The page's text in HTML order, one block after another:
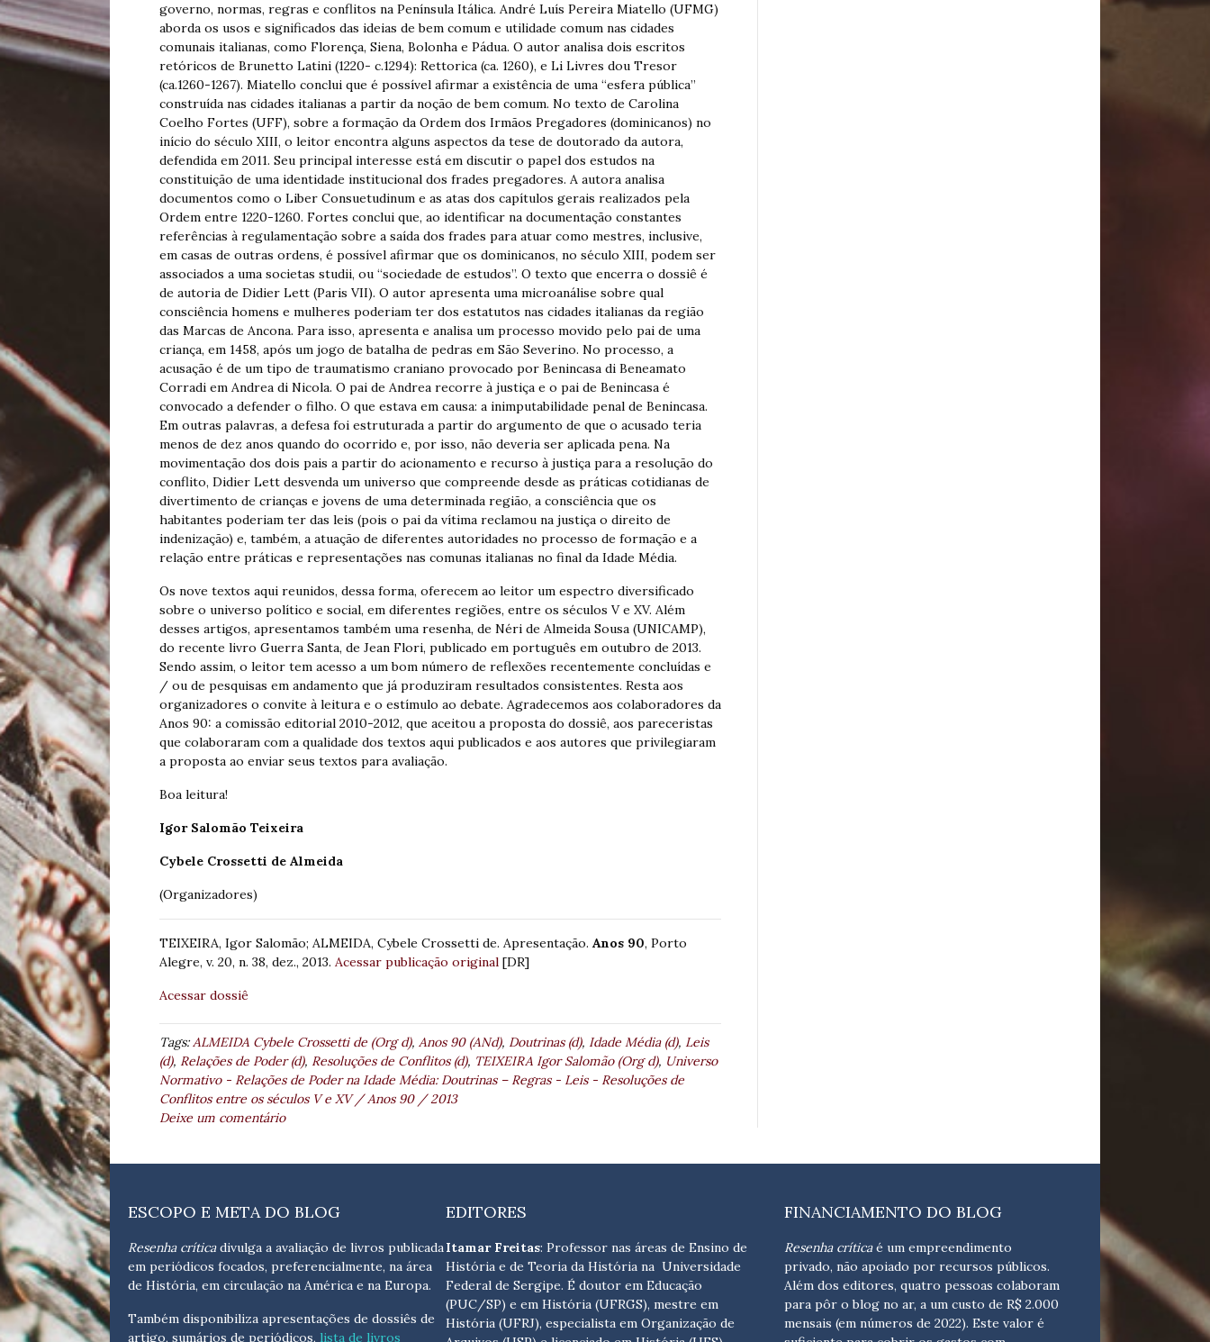
governo, normas, regras e conflitos na Península Itálica. André Luís Pereira Miatello (UFMG)
aborda os usos e significados das ideias de bem comum e utilidade comum nas cidades
comunais italianas, como Florença, Siena, Bolonha e Pádua. O autor analisa dois escritos
retóricos de Brunetto Latini (1220- c.1294): Rettorica (ca. 1260), e Li Livres dou Tresor
(ca.1260-1267). Miatello conclui que é possível afirmar a existência de uma “esfera pública”
construída nas cidades italianas a partir da noção de bem comum. No texto de Carolina
Coelho Fortes (UFF), sobre a formação da Ordem dos Irmãos Pregadores (dominicanos) no
início do século XIII, o leitor encontra alguns aspectos da tese de doutorado da autora,
defendida em 2011. Seu principal interesse está em discutir o papel dos estudos na
constituição de uma identidade institucional dos frades pregadores. A autora analisa
documentos como o Liber Consuetudinum e as atas dos capítulos gerais realizados pela
Ordem entre 1220-1260. Fortes conclui que, ao identificar na documentação constantes
referências à regulamentação sobre a saída dos frades para atuar como mestres, inclusive,
em casas de outras ordens, é possível afirmar que os dominicanos, no século XIII, podem ser
associados a uma societas studii, ou “sociedade de estudos”. O texto que encerra o dossiê é
de autoria de Didier Lett (Paris VII). O autor apresenta uma microanálise sobre qual
consciência homens e mulheres poderiam ter dos estatutos nas cidades italianas da região
das Marcas de Ancona. Para isso, apresenta e analisa um processo movido pelo pai de uma
criança, em 1458, após um jogo de batalha de pedras em São Severino. No processo, a
acusação é de um tipo de traumatismo craniano provocado por Benincasa di Beneamato
Corradi em Andrea di Nicola. O pai de Andrea recorre à justiça e o pai de Benincasa é
convocado a defender o filho. O que estava em causa: a inimputabilidade penal de Benincasa.
Em outras palavras, a defesa foi estruturada a partir do argumento de que o acusado teria
menos de dez anos quando do ocorrido e, por isso, não deveria ser aplicada pena. Na
movimentação dos dois pais a partir do acionamento e recurso à justiça para a resolução do
conflito, Didier Lett desvenda um universo que compreende desde as práticas cotidianas de
divertimento de crianças e jovens de uma determinada região, a consciência que os
habitantes poderiam ter das leis (pois o pai da vítima reclamou na justiça o direito de
indenização) e, também, a atuação de diferentes autoridades no processo de formação e a
relação entre práticas e representações nas comunas italianas no final da Idade Média.
Os nove textos aqui reunidos, dessa forma, oferecem ao leitor um espectro diversificado
sobre o universo político e social, em diferentes regiões, entre os séculos V e XV. Além
desses artigos, apresentamos também uma resenha, de Néri de Almeida Sousa (UNICAMP),
do recente livro Guerra Santa, de Jean Flori, publicado em português em outubro de 2013.
Sendo assim, o leitor tem acesso a um bom número de reflexões recentemente concluídas e
/ ou de pesquisas em andamento que já produziram resultados consistentes. Resta aos
organizadores o convite à leitura e o estímulo ao debate. Agradecemos aos colaboradores da
Anos 90: a comissão editorial 2010-2012, que aceitou a proposta do dossiê, aos pareceristas
que colaboraram com a qualidade dos textos aqui publicados e aos autores que privilegiaram
a proposta ao enviar seus textos para avaliação.
Boa leitura!
Igor Salomão Teixeira
Cybele Crossetti de Almeida
(Organizadores)
TEIXEIRA, Igor Salomão; ALMEIDA, Cybele Crossetti de. Apresentação. Anos 90, Porto
Alegre, v. 20, n. 38, dez., 2013. Acessar publicação original [DR]
Acessar dossiê
Tags:ALMEIDA Cybele Crossetti de (Org d), Anos 90 (ANd), Doutrinas (d), Idade Média (d), Leis
(d), Relações de Poder (d), Resoluções de Conflitos (d), TEIXEIRA Igor Salomão (Org d), Universo
Normativo - Relações de Poder na Idade Média: Doutrinas – Regras - Leis - Resoluções de
Conflitos entre os séculos V e XV / Anos 90 / 2013
Deixe um comentário
ESCOPO E META DO BLOG
Resenha críticadivulga a avaliação de livros publicada
em periódicos focados, preferencialmente, na área
de História, em circulação na América e na Europa.
Também disponibiliza apresentações de dossiês de
artigo, sumários de periódicos, lista de livros
EDITORES
Itamar Freitas: Professor nas áreas de Ensino de
História e de Teoria da História na Universidade
Federal de Sergipe. É doutor em Educação
(PUC/SP) e em História (UFRGS), mestre em
História (UFRJ), especialista em Organização de
FINANCIAMENTO DO BLOG
Resenha críticaé um empreendimento
privado, não apoiado por recursos públicos.
Além dos editores, quatro pessoas colaboram
para pôr o blog no ar, a um custo de R$ 2.000
mensais (em números de 2022). Este valor é